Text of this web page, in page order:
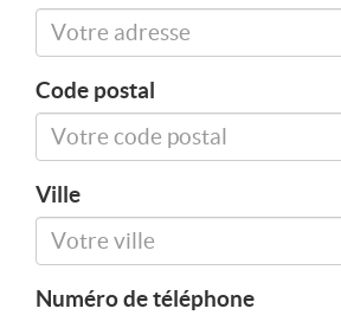
Code postal
Ville
Numéro de téléphone